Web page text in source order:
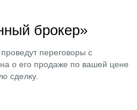
брокер»
переговоры с
о его продаже по вашей цене
сделку.